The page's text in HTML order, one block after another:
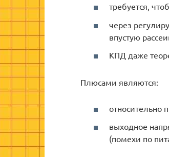
требуется,
через
впустую
КПД даже
Плюсами являются:
относительно
выходное
(помехи по